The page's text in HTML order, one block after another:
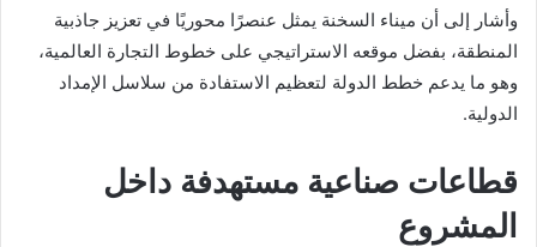
وأشار إلى أن ميناء السخنة يمثل عنصرًا محوريًا في تعزيز جاذبية
المنطقة، بفضل موقعه الاستراتيجي على خطوط التجارة العالمية،
وهو ما يدعم خطط الدولة لتعظيم الاستفادة من سلاسل الإمداد
الدولية.
قطاعات صناعية مستهدفة داخل
المشروع